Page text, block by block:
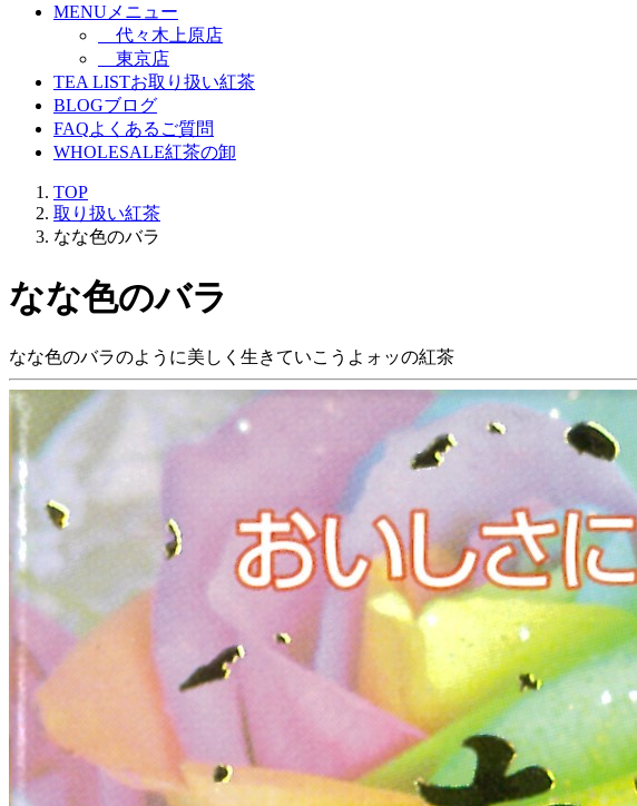
MENUメニュー
代々木上原店
東京店
TEA LISTお取り扱い紅茶
BLOGブログ
FAQよくあるご質問
WHOLESALE紅茶の卸
TOP
取り扱い紅茶
なな色のバラ
なな色のバラ
なな色のバラのように美しく生きていこうよォッの紅茶